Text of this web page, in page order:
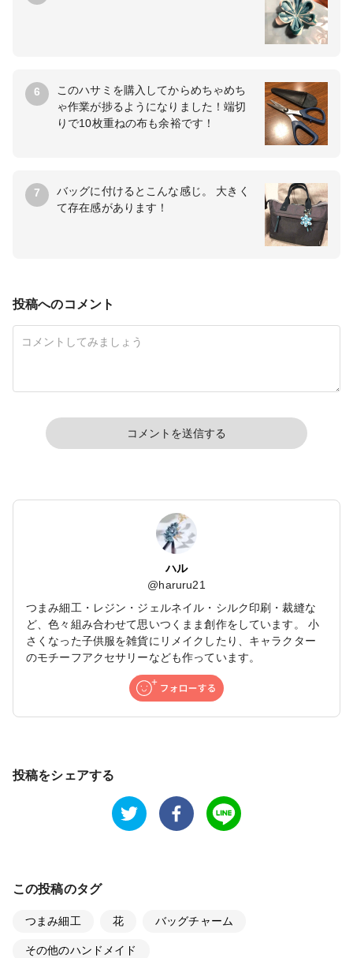
6
このハサミを購入してからめちゃめち
ゃ作業が捗るようになりました！端切
りで10枚重ねの布も余裕です！
7
バッグに付けるとこんな感じ。 大きく
て存在感があります！
投稿へのコメント
コメントを送信する
ハル
@haruru21
つまみ細工・レジン・ジェルネイル・シルク印刷・裁縫な
ど、色々組み合わせて思いつくまま創作をしています。 小
さくなった子供服を雑貨にリメイクしたり、キャラクター
のモチーフアクセサリーなども作っています。
投稿をシェアする
この投稿のタグ
つまみ細工 花 バッグチャーム
その他のハンドメイド